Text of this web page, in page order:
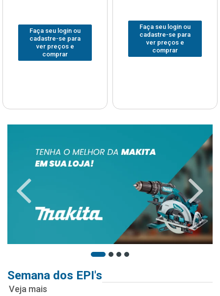
Faça seu login ou
cadastre-se para
ver preços e
comprar
Faça seu login ou
cadastre-se para
ver preços e
comprar
Semana dos EPI's
Veja mais